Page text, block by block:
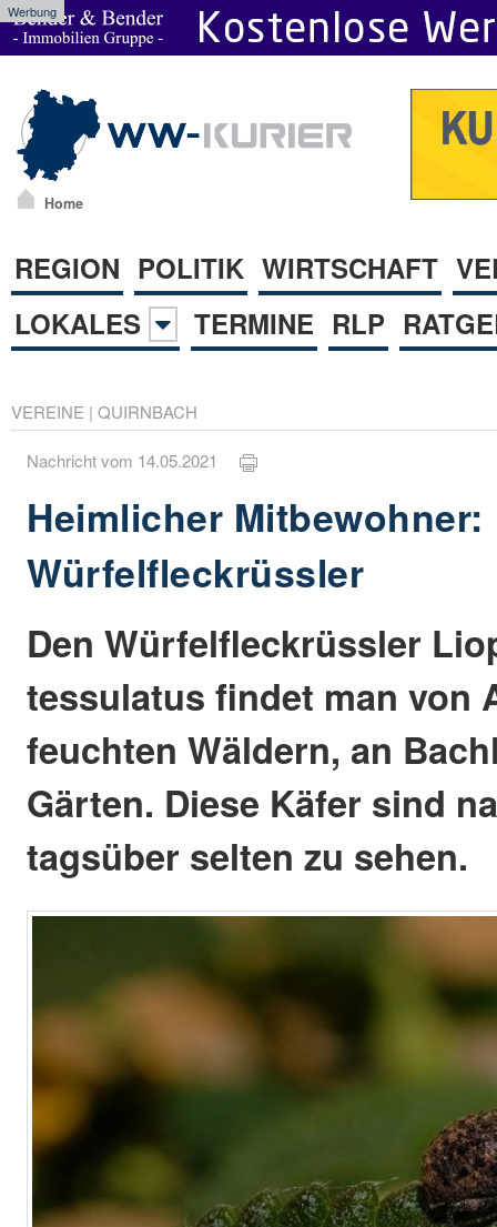
Werbung
Home
REGION POLITIK WIRTSCHAFT
LOKALES
TERMINE RLP
VEREINE | QUIRNBACH
Nachricht vom 14.05.2021
Heimlicher Mitbewohner:
Würfelfleckrüssler
Den Würfelfleckrüssler
tessulatus findet man von
feuchten Wäldern, an
Gärten. Diese Käfer sind
tagsüber selten zu sehen.